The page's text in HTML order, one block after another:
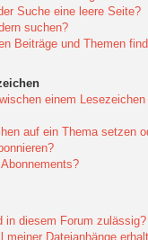
Suche eine leere Seite?
suchen?
Beiträge und Themen
einem
auf ein Thema setzen
in diesem Forum zulässig?
meiner Dateianhänge